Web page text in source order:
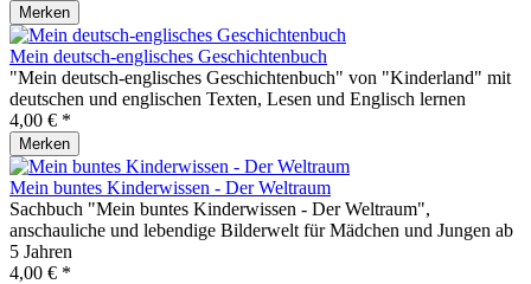
Merken
Mein deutsch-englisches Geschichtenbuch
"Mein deutsch-englisches Geschichtenbuch" von "Kinderland" mit
deutschen und englischen Texten, Lesen und Englisch lernen
4,00 € *
Merken
Mein buntes Kinderwissen - Der Weltraum
Sachbuch "Mein buntes Kinderwissen - Der Weltraum",
anschauliche und lebendige Bilderwelt für Mädchen und Jungen ab
5 Jahren
4,00 € *